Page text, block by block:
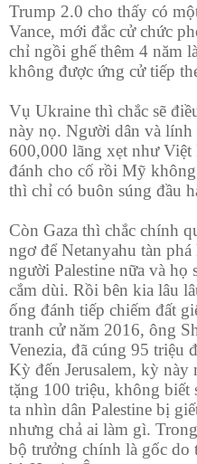
Trump 2.0 cho thấy có
Vance, mới đắc cử chức
chỉ ngồi ghế thêm 4 năm
không được ứng cử tiếp
Vụ Ukraine thì chắc sẽ
này nọ. Người dân và lính
600,000 lãng xẹt như
đánh cho cố rồi Mỹ
thì chỉ có buôn súng đầu
Còn Gaza thì chắc chính
ngơ để Netanyahu tàn
người Palestine nữa và họ
cắm dùi. Rồi bên kia lâu
ống đánh tiếp chiếm đất
tranh cử năm 2016, ông
Venezia, đã cúng 95 triệu
Kỳ đến Jerusalem, kỳ
tặng 100 triệu, không biết
ta nhìn dân Palestine bị
nhưng chả ai làm gì.
bộ trưởng chính là gốc do